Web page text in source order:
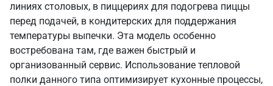
линиях столовых, в пиццериях для подогрева пиццы
перед подачей, в кондитерских для поддержания
температуры выпечки. Эта модель особенно
востребована там, где важен быстрый и
организованный сервис. Использование тепловой
полки данного типа оптимизирует кухонные процессы,